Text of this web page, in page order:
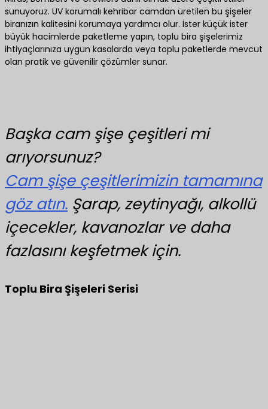
sunuyoruz. UV korumalı kehribar camdan üretilen bu şişeler
biranızın kalitesini korumaya yardımcı olur. İster küçük ister
büyük hacimlerde paketleme yapın, toplu bira şişelerimiz
ihtiyaçlarınıza uygun kasalarda veya toplu paketlerde mevcut
olan pratik ve güvenilir çözümler sunar.
Başka cam şişe çeşitleri mi
arıyorsunuz?
Cam şişe çeşitlerimizin tamamına
göz atın. Şarap, zeytinyağı, alkollü
içecekler, kavanozlar ve daha
fazlasını keşfetmek için.
Toplu Bira Şişeleri Serisi